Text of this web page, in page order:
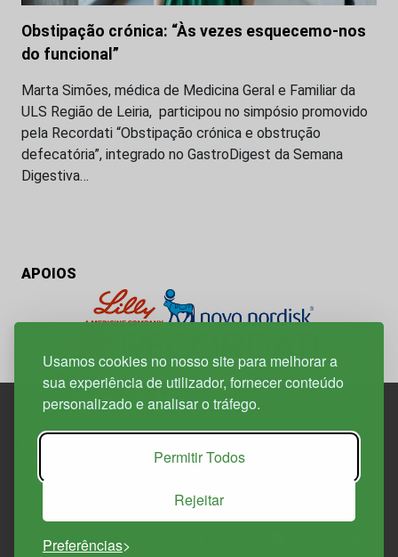
Usamos cookies no nosso site para melhorar a
sua experiência de utilizador, fornecer conteúdo
personalizado e analisar o tráfego.
Permitir Todos
Rejeitar
Preferências
Obstipação crónica: “Às vezes esquecemo-nos
do funcional”
Marta Simões, médica de Medicina Geral e Familiar da
ULS Região de Leiria, participou no simpósio promovido
pela Recordati “Obstipação crónica e obstrução
defecatória”, integrado no GastroDigest da Semana
Digestiva…
APOIOS
Edif. Lisboa Oriente | Av. Infante D. Henrique, n.º 333H, esc.
1800-282 Lisboa | Portugal